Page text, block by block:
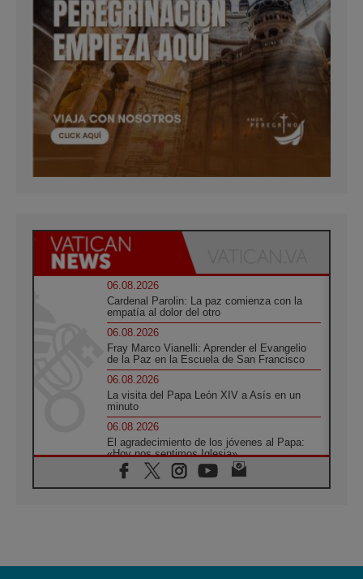
06.08.2026
Cardenal Parolin: La paz comienza con la
empatía al dolor del otro
06.08.2026
Fray Marco Vianelli: Aprender el Evangelio
de la Paz en la Escuela de San Francisco
06.08.2026
La visita del Papa León XIV a Asís en un
minuto
06.08.2026
El agradecimiento de los jóvenes al Papa:
«Hoy nos sentimos Iglesia»
06.08.2026
Líbano: Reanudan los coloquios en Roma en